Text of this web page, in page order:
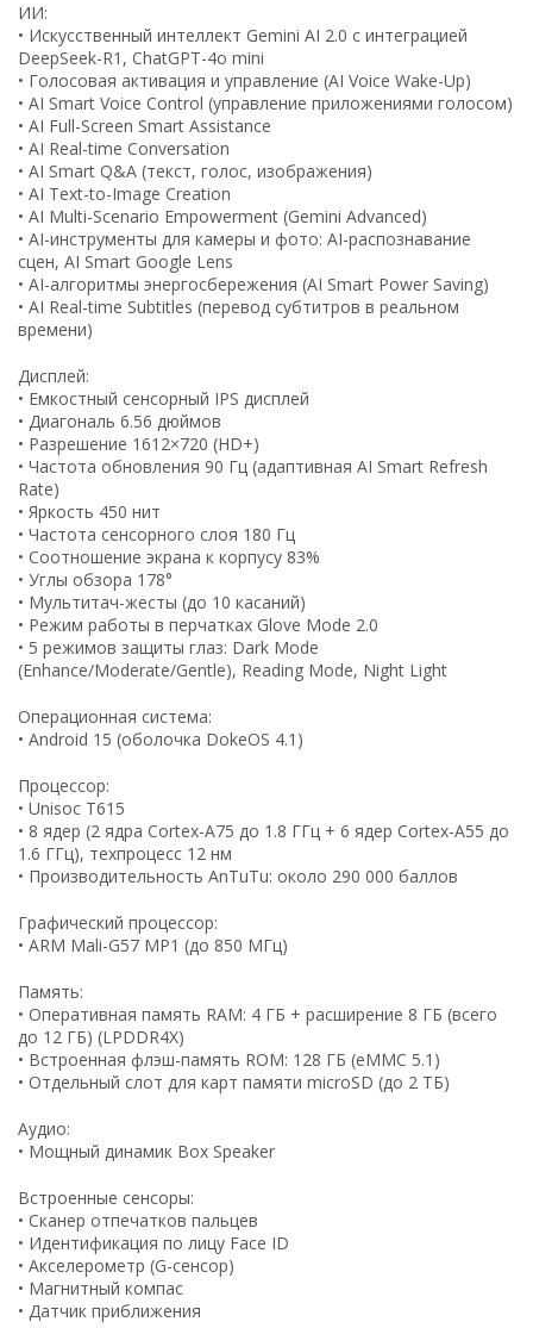
ИИ:
• Искусственный интеллект Gemini AI 2.0 с интеграцией
DeepSeek-R1, ChatGPT-4o mini
• Голосовая активация и управление (AI Voice Wake-Up)
• AI Smart Voice Control (управление приложениями голосом)
• AI Full-Screen Smart Assistance
• AI Real-time Conversation
• AI Smart Q&A (текст, голос, изображения)
• AI Text-to-Image Creation
• AI Multi-Scenario Empowerment (Gemini Advanced)
• AI-инструменты для камеры и фото: AI-распознавание
сцен, AI Smart Google Lens
• AI-алгоритмы энергосбережения (AI Smart Power Saving)
• AI Real-time Subtitles (перевод субтитров в реальном
времени)
Дисплей:
• Емкостный сенсорный IPS дисплей
• Диагональ 6.56 дюймов
• Разрешение 1612×720 (HD+)
• Частота обновления 90 Гц (адаптивная AI Smart Refresh
Rate)
• Яркость 450 нит
• Частота сенсорного слоя 180 Гц
• Соотношение экрана к корпусу 83%
• Углы обзора 178°
• Мультитач-жесты (до 10 касаний)
• Режим работы в перчатках Glove Mode 2.0
• 5 режимов защиты глаз: Dark Mode
(Enhance/Moderate/Gentle), Reading Mode, Night Light
Операционная система:
• Android 15 (оболочка DokeOS 4.1)
Процессор:
• Unisoc T615
• 8 ядер (2 ядра Cortex-A75 до 1.8 ГГц + 6 ядер Cortex-A55 до
1.6 ГГц), техпроцесс 12 нм
• Производительность AnTuTu: около 290 000 баллов
Графический процессор:
• ARM Mali-G57 MP1 (до 850 МГц)
Память:
• Оперативная память RAM: 4 ГБ + расширение 8 ГБ (всего
до 12 ГБ) (LPDDR4X)
• Встроенная флэш-память ROM: 128 ГБ (eMMC 5.1)
• Отдельный слот для карт памяти microSD (до 2 ТБ)
Аудио:
• Мощный динамик Box Speaker
Встроенные сенсоры:
• Сканер отпечатков пальцев
• Идентификация по лицу Face ID
• Акселерометр (G-сенсор)
• Магнитный компас
• Датчик приближения